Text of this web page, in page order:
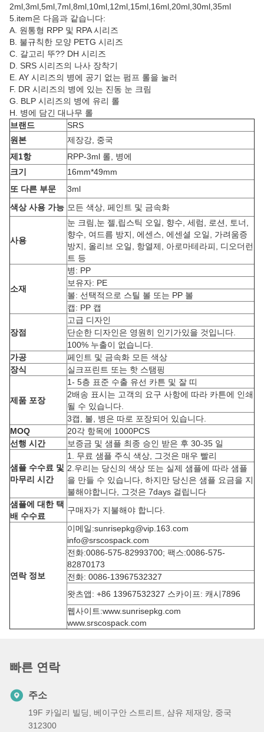
2ml,3ml,5ml,7ml,8ml,10ml,12ml,15ml,16ml,20ml,30ml,35ml
5.item은 다음과 같습니다:
A. 원통형 RPP 및 RPA 시리즈
B. 불규칙한 모양 PETG 시리즈
C. 갈고리 뚜?? DH 시리즈
D. SRS 시리즈의 나사 장착기
E. AY 시리즈의 병에 공기 없는 펌프 롤을 눌러
F. DR 시리즈의 병에 있는 진동 눈 크림
G. BLP 시리즈의 병에 유리 롤
H. 병에 담긴 대나무 롤
브랜드
SRS
원본
제장강, 중국
제1항
RPP-3ml 롤, 병에
크기
16mm*49mm
또 다른 부문
3ml
색상 사용 가능 모든 색상, 페인트 및 금속화
사용
눈 크림,눈 젤,립스틱 오일, 향수, 세럼, 로션, 토너,
향수, 여드름 방지, 에센스, 에센셜 오일, 가려움증
방지, 올리브 오일, 항열제, 아로마테라피, 디오더런
트 등
소재
병: PP
보유자: PE
볼: 선택적으로 스틸 볼 또는 PP 볼
캡: PP 캡
장점
고급 디자인
단순한 디자인은 영원히 인기가있을 것입니다.
100% 누출이 없습니다.
가공
페인트 및 금속화 모든 색상
장식
실크프린트 또는 핫 스탬핑
제품 포장
1- 5층 표준 수출 유선 카튼 및 잘 띠
2배송 표시는 고객의 요구 사항에 따라 카튼에 인쇄
될 수 있습니다.
3캡, 볼, 병은 따로 포장되어 있습니다.
MOQ
20각 항목에 1000PCS
선행 시간
보증금 및 샘플 최종 승인 받은 후 30-35 일
샘플 수수료 및
마무리 시간
1. 무료 샘플 주식 색상, 그것은 매우 빨리
2.우리는 당신의 색상 또는 실제 샘플에 따라 샘플
을 만들 수 있습니다, 하지만 당신은 샘플 요금을 지
불해야합니다, 그것은 7days 걸립니다
샘플에 대한 택
배 수수료
구매자가 지불해야 합니다.
연락 정보
이메일:sunrisepkg@vip.163.com
info@srscospack.com
전화:0086-575-82993700; 팩스:0086-575-
82870173
전화: 0086-13967532327
왓츠앱: +86 13967532327 스카이프: 캐시7896
웹사이트:www.sunrisepkg.com
www.srscospack.com
빠른 연락
주소
19F 카일리 빌딩, 베이구안 스트리트, 샴유 제재앙, 중국
312300